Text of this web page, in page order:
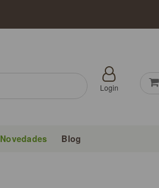
Login
Novedades Blog